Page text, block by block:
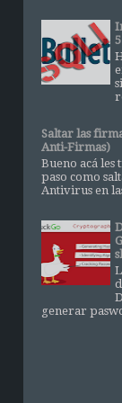
Saltar las
Anti-Firmas)
Bueno acá les
paso como
Antivirus en
generar